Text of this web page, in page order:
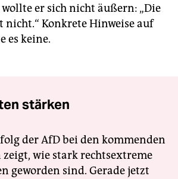
er sich nicht äußern: „Die
nicht.“ Konkrete Hinweise auf
es keine.
stärken
der AfD bei den kommenden
wie stark rechtsextreme
geworden sind. Gerade jetzt